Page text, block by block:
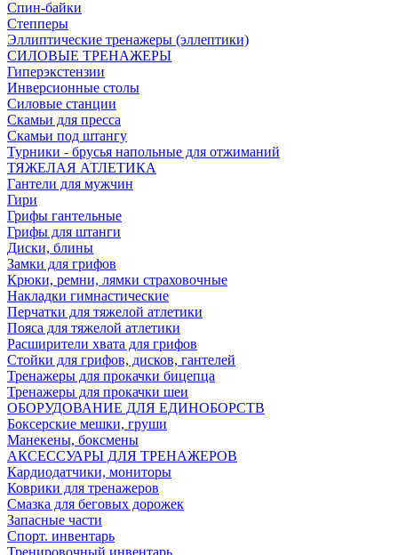
Спин-байки
Степперы
Эллиптические тренажеры (эллептики)
СИЛОВЫЕ ТРЕНАЖЕРЫ
Гиперэкстензии
Инверсионные столы
Силовые станции
Скамьи для пресса
Скамьи под штангу
Турники - брусья напольные для отжиманий
ТЯЖЕЛАЯ АТЛЕТИКА
Гантели для мужчин
Гири
Грифы гантельные
Грифы для штанги
Диски, блины
Замки для грифов
Крюки, ремни, лямки страховочные
Накладки гимнастические
Перчатки для тяжелой атлетики
Пояса для тяжелой атлетики
Расширители хвата для грифов
Стойки для грифов, дисков, гантелей
Тренажеры для прокачки бицепца
Тренажеры для прокачки шеи
ОБОРУДОВАНИЕ ДЛЯ ЕДИНОБОРСТВ
Боксерские мешки, груши
Манекены, боксмены
АКСЕССУАРЫ ДЛЯ ТРЕНАЖЕРОВ
Кардиодатчики, мониторы
Коврики для тренажеров
Смазка для беговых дорожек
Запасные части
Спорт. инвентарь
Тренировочный инвентарь